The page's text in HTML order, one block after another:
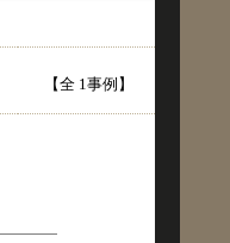
【全 1事例】